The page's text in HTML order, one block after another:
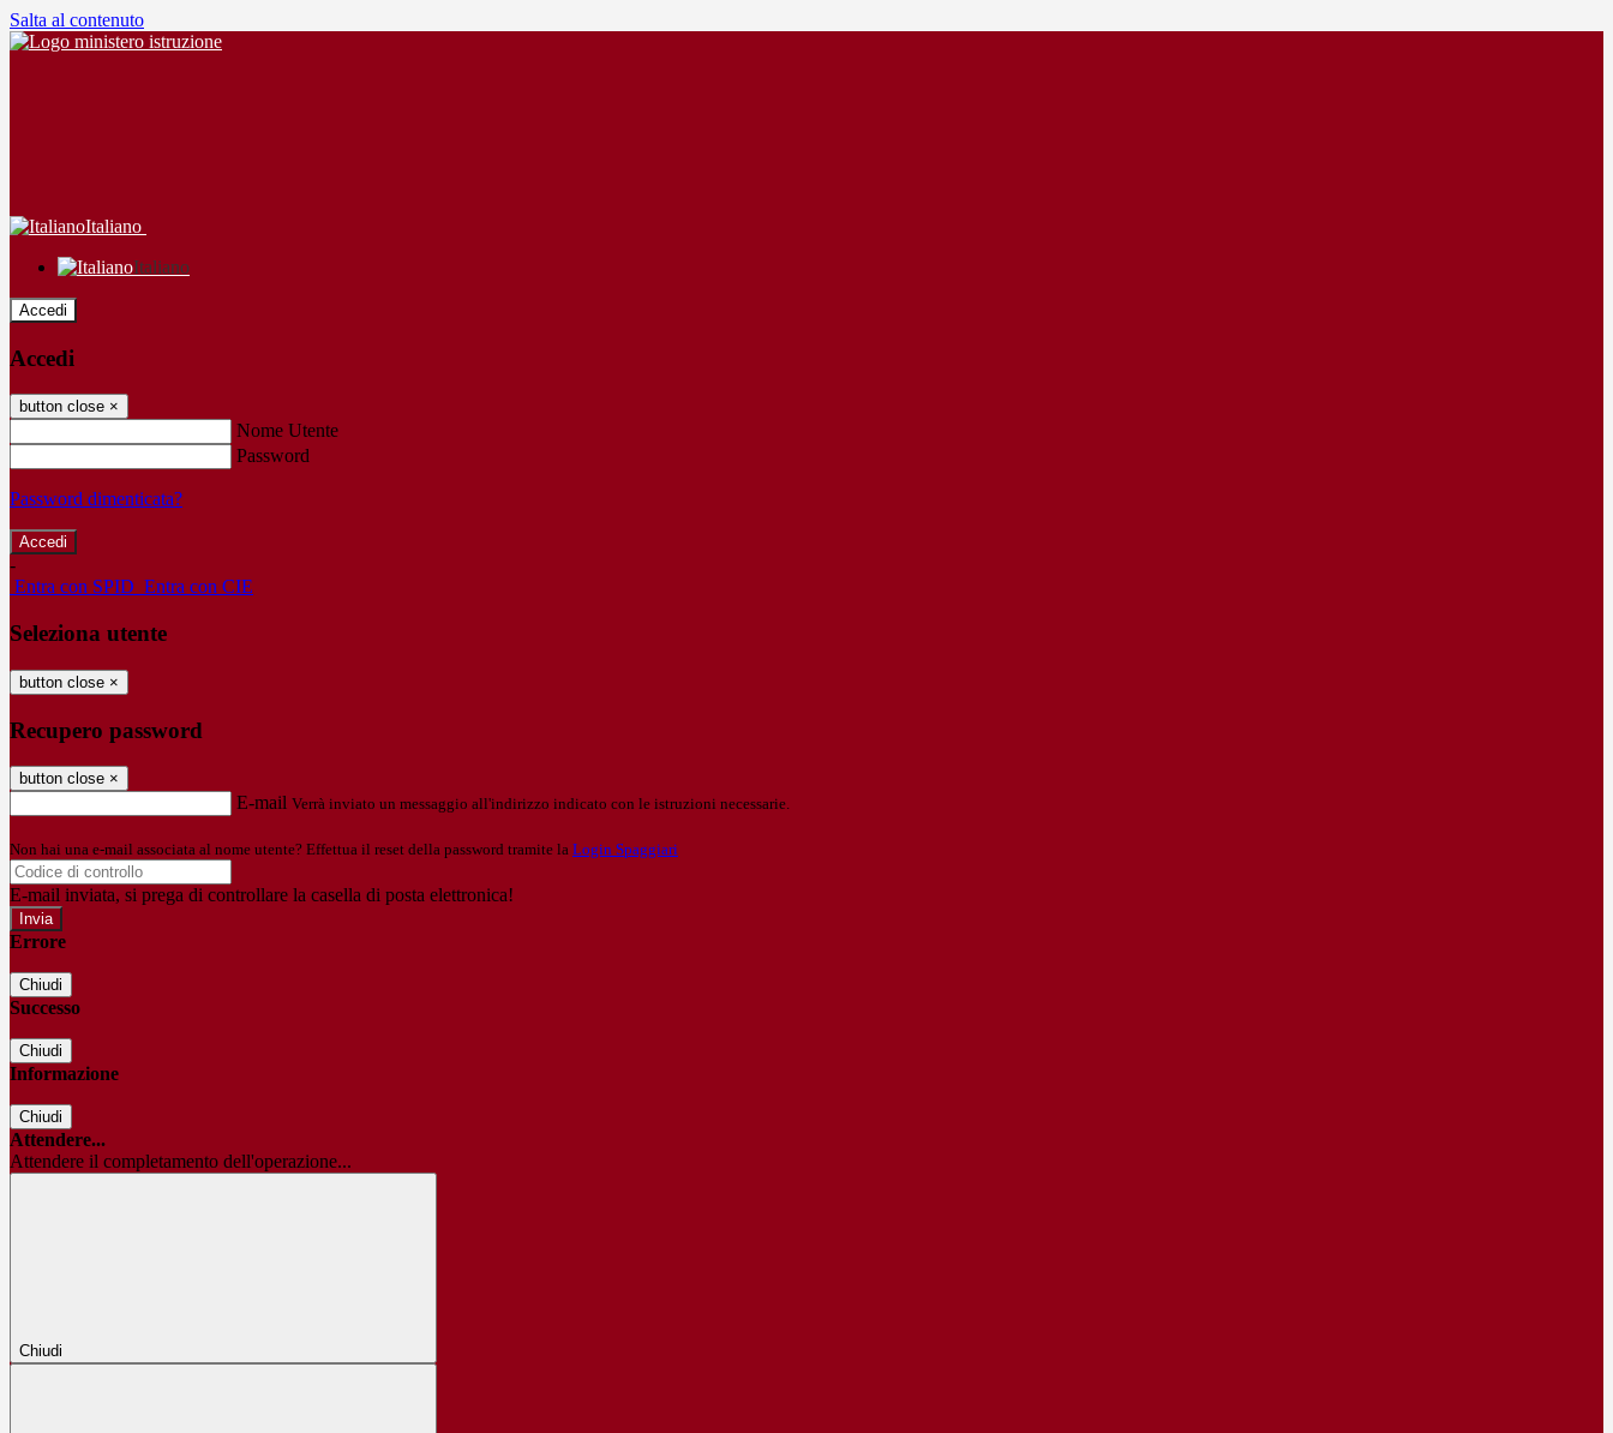
Salta al contenuto
Italiano
Italiano
Accedi
Accedi
button close ×
Nome Utente
Password
Password dimenticata?
-
Entra con SPID Entra con CIE
Seleziona utente
button close ×
Recupero password
button close ×
E-mail Verrà inviato un messaggio all'indirizzo indicato con le istruzioni necessarie.
Non hai una e-mail associata al nome utente? Effettua il reset della password tramite la Login Spaggiari
E-mail inviata, si prega di controllare la casella di posta elettronica!
Errore
Chiudi
Successo
Chiudi
Informazione
Chiudi
Attendere...
Attendere il completamento dell'operazione...
Chiudi